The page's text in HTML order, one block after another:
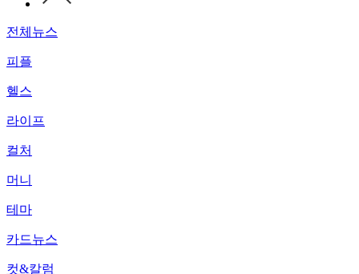
전체뉴스
피플
헬스
라이프
컬처
머니
테마
카드뉴스
컷&칼럼